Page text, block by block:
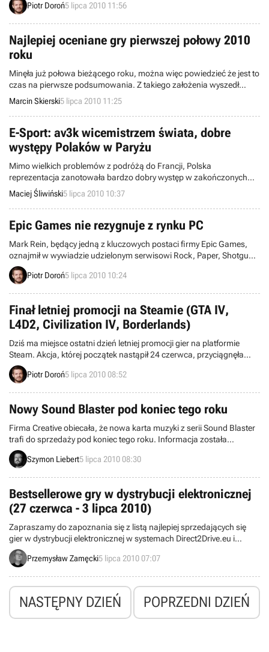
dodatku DLC do SKATE 3. Zapraszamy do lektury.
Piotr Doroń5 lipca 2010 11:56
Najlepiej oceniane gry pierwszej połowy 2010
roku
Minęła już połowa bieżącego roku, można więc powiedzieć że jest to
czas na pierwsze podsumowania. Z takiego założenia wyszedł
przynajmniej serwis Metacritic zajmujący się wyliczaniem średniej
ocen (między innymi gier) na podstawie najbardziej popularnych
mediów branżowych. Jego autorzy postanowili podsumować
ostatnie 6 miesięcy i przedstawić najlepiej oceniane tytuły w tym
czasie.
Marcin Skierski5 lipca 2010 11:25
E-Sport: av3k wicemistrzem świata, dobre
występy Polaków w Paryżu
Mimo wielkich problemów z podróżą do Francji, Polska
reprezentacja zanotowała bardzo dobry występ w zakończonych
wczoraj Mistrzostwach Świata Electronic Sports World Cup.
Największy sukces odniósł Maciej ‘av3k’ Krzykowski, zdobywając
srebrny medal w turnieju Quake Live.
Maciej Śliwiński5 lipca 2010 10:37
Epic Games nie rezygnuje z rynku PC
Mark Rein, będący jedną z kluczowych postaci firmy Epic Games,
oznajmił w wywiadzie udzielonym serwisowi Rock, Paper, Shotgun,
że nie jest prawdą jakoby producent serii Unreal oraz Gears of War
przymierzał się do rezygnacji z okazywania wsparcia dla rynku gier
Piotr Doroń5 lipca 2010 10:24
Finał letniej promocji na Steamie (GTA IV,
L4D2, Civilization IV, Borderlands)
Dziś ma miejsce ostatni dzień letniej promocji gier na platformie
Steam. Akcja, której początek nastąpił 24 czerwca, przyciągnęła
wielu miłośników elektronicznej rozrywki. Obecnie w głównej ofercie,
która będzie obowiązywać do godziny 19:00 polskiego czasu,
Piotr Doroń5 lipca 2010 08:52
Nowy Sound Blaster pod koniec tego roku
Firma Creative obiecała, że nowa karta muzyki z serii Sound Blaster
trafi do sprzedaży pod koniec tego roku. Informacja została
przekazana przez redaktora serwisu VE3D, który skontaktował się
ze znanym producentem sprzętu komputerowego. Produkt miał być
Szymon Liebert5 lipca 2010 08:30
Bestsellerowe gry w dystrybucji elektronicznej
(27 czerwca - 3 lipca 2010)
Zapraszamy do zapoznania się z listą najlepiej sprzedających się
gier w dystrybucji elektronicznej w systemach Direct2Drive.eu i
Steam. Wyniki obejmują okres od 27 czerwca do 3 lipca.
Przemysław Zamęcki5 lipca 2010 07:07
NASTĘPNY DZIEŃ POPRZEDNI DZIEŃ